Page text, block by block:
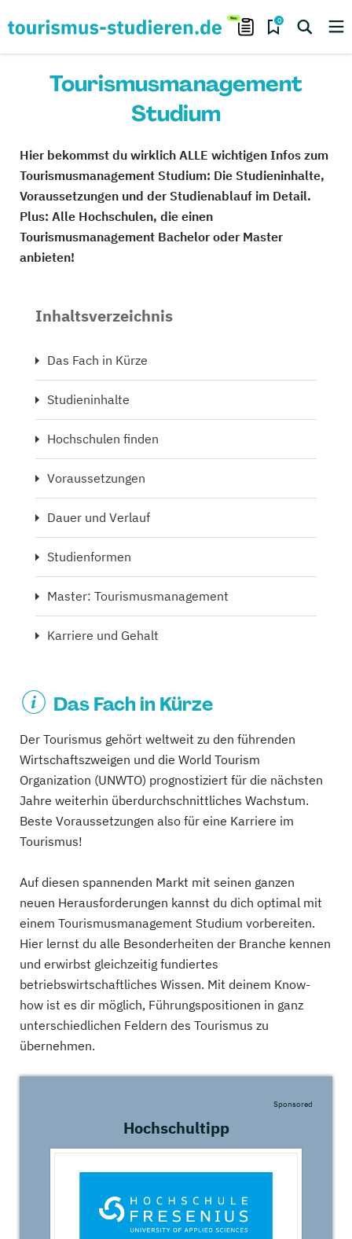
0
Tourismusmanagement
Studium
Hier bekommst du wirklich ALLE wichtigen Infos zum
Tourismusmanagement Studium: Die Studieninhalte,
Voraussetzungen und der Studienablauf im Detail.
Plus: Alle Hochschulen, die einen
Tourismusmanagement Bachelor oder Master
anbieten!
Inhaltsverzeichnis
Das Fach in Kürze
Studieninhalte
Hochschulen finden
Voraussetzungen
Dauer und Verlauf
Studienformen
Master: Tourismusmanagement
Karriere und Gehalt
Das Fach in Kürze
Der Tourismus gehört weltweit zu den führenden
Wirtschaftszweigen und die World Tourism
Organization (UNWTO) prognostiziert für die nächsten
Jahre weiterhin überdurchschnittliches Wachstum.
Beste Voraussetzungen also für eine Karriere im
Tourismus!
Auf diesen spannenden Markt mit seinen ganzen
neuen Herausforderungen kannst du dich optimal mit
einem Tourismusmanagement Studium vorbereiten.
Hier lernst du alle Besonderheiten der Branche kennen
und erwirbst gleichzeitig fundiertes
betriebswirtschaftliches Wissen. Mit deinem Know-
how ist es dir möglich, Führungspositionen in ganz
unterschiedlichen Feldern des Tourismus zu
übernehmen.
Hochschultipp
Sponsored